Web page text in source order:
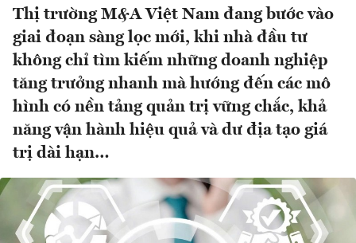
Thị trường M&A Việt Nam đang bước vào
giai đoạn sàng lọc mới, khi nhà đầu tư
không chỉ tìm kiếm những doanh nghiệp
tăng trưởng nhanh mà hướng đến các mô
hình có nền tảng quản trị vững chắc, khả
năng vận hành hiệu quả và dư địa tạo giá
trị dài hạn…